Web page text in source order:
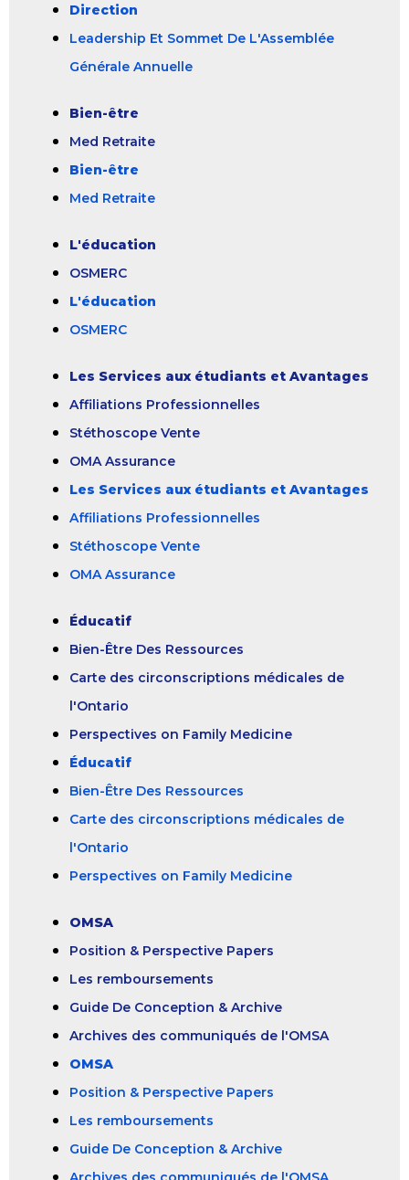
Direction
Leadership Et Sommet De L'Assemblée
Générale Annuelle
Bien-être
Med Retraite
Bien-être
Med Retraite
L'éducation
OSMERC
L'éducation
OSMERC
Les Services aux étudiants et Avantages
Affiliations Professionnelles
Stéthoscope Vente
OMA Assurance
Les Services aux étudiants et Avantages
Affiliations Professionnelles
Stéthoscope Vente
OMA Assurance
Éducatif
Bien-Être Des Ressources
Carte des circonscriptions médicales de
l'Ontario
Perspectives on Family Medicine
Éducatif
Bien-Être Des Ressources
Carte des circonscriptions médicales de
l'Ontario
Perspectives on Family Medicine
OMSA
Position & Perspective Papers
Les remboursements
Guide De Conception & Archive
Archives des communiqués de l'OMSA
OMSA
Position & Perspective Papers
Les remboursements
Guide De Conception & Archive